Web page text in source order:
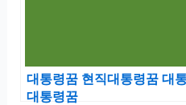
대통령꿈 현직대통령꿈 대
대통령꿈